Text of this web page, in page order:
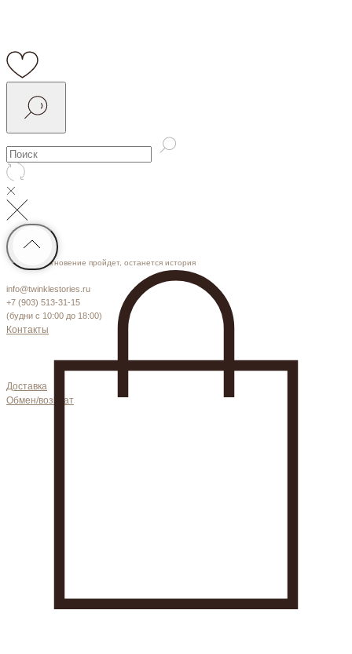
Мгновение пройдет, останется история
info@twinklestories.ru
+7 (903) 513-31-15
(будни с 10:00 до 18:00)
Контакты
Доставка
Обмен/возврат